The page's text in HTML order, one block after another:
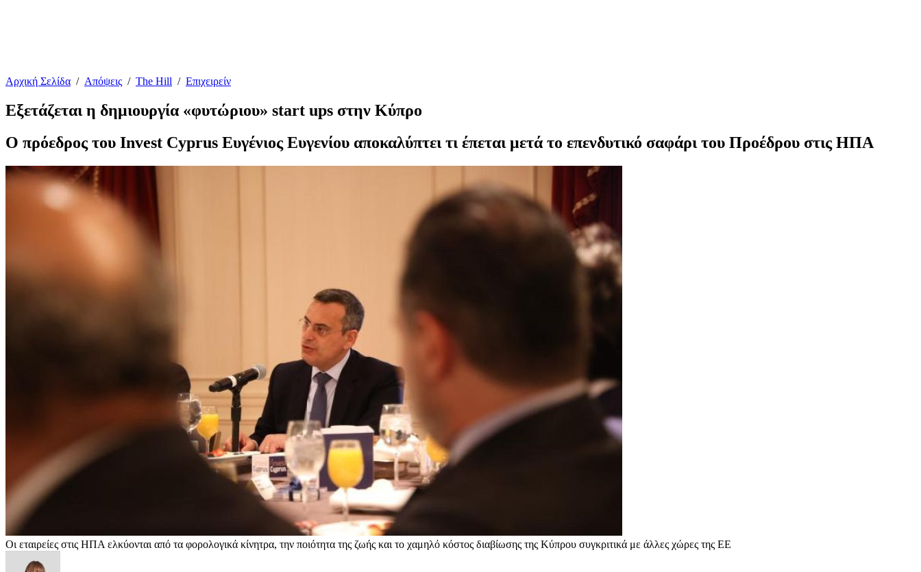
Αρχική Σελίδα / Απόψεις / The Hill / Επιχειρείν
Εξετάζεται η δημιουργία «φυτώριου» start ups στην Κύπρο
O πρόεδρος του Invest Cyprus Ευγένιος Ευγενίου αποκαλύπτει τι έπεται μετά το επενδυτικό σαφάρι του Προέδρου στις ΗΠΑ
Οι εταιρείες στις ΗΠΑ ελκύονται από τα φορολογικά κίνητρα, την ποιότητα της ζωής και το χαμηλό κόστος διαβίωσης της Κύπρου συγκριτικά με άλλες χώρες της ΕΕ